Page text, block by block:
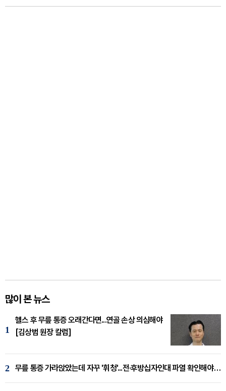
많이 본 뉴스
1
헬스 후 무릎 통증 오래간다면...연골 손상 의심해야
[김상범 원장 칼럼]
2 무릎 통증 가라앉았는데 자꾸 '휘청'...전·후방십자인대 파열 확인해야 [곽우경 원장 칼럼]